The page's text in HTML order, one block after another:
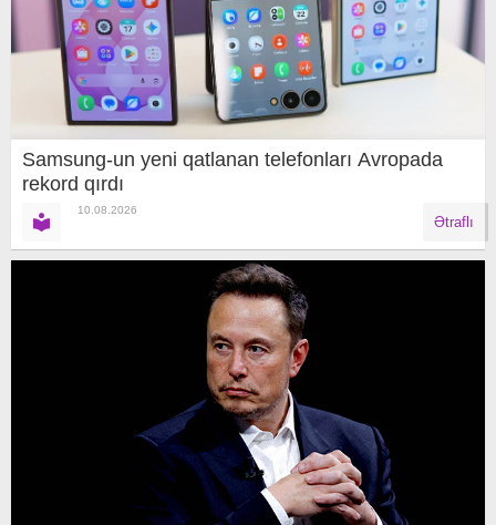
Samsung-un yeni qatlanan telefonları Avropada
rekord qırdı
10.08.2026
Ətraflı